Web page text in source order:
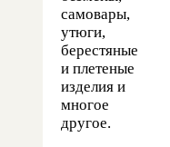
самовары,
утюги,
берестяные
и плетеные
изделия и
многое
другое.